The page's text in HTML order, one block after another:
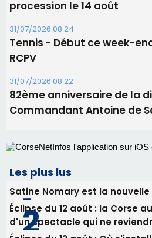
projection sous les étoiles
06/08/2026 15:04
Alata - Soirée Tango
Benedetto
05/08/2026 09:53
Biguglia : messe de la
procession le 14 août
Tennis - Début ce week-
RCPV
31/07/2026 08:22
82ème anniversaire de la
Commandant Antoine de